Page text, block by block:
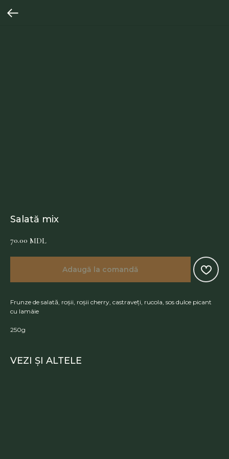
Salată mix
70.00 MDL
Adaugă la comandă
Frunze de salată, roșii, roșii cherry, castraveți, rucola, sos dulce picant
cu lamâie
250g
VEZI ȘI ALTELE